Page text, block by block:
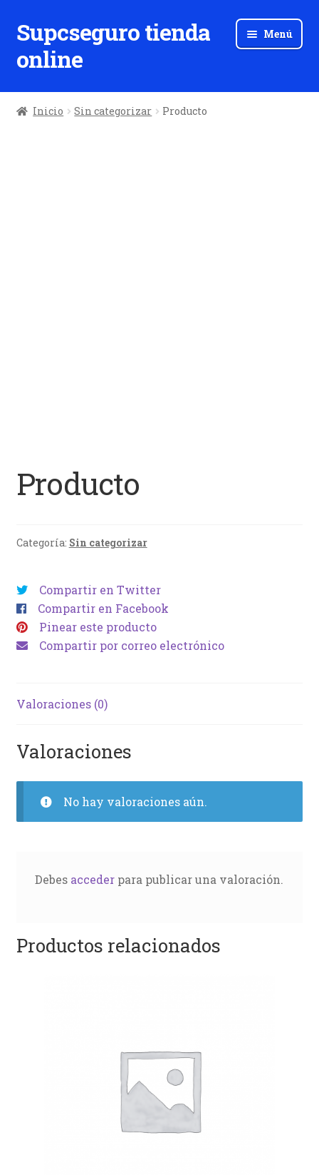
Ir
a
la
Ir
al
contenido
Supcseguro tienda
online
Menú
Inicio Sin categorizar Producto
Producto
Categoría: Sin categorizar
Compartir en Twitter
Compartir en Facebook
Pinear este producto
Compartir por correo electrónico
Valoraciones (0)
Valoraciones
No hay valoraciones aún.
Debes accederpara publicar una valoración.
Productos relacionados